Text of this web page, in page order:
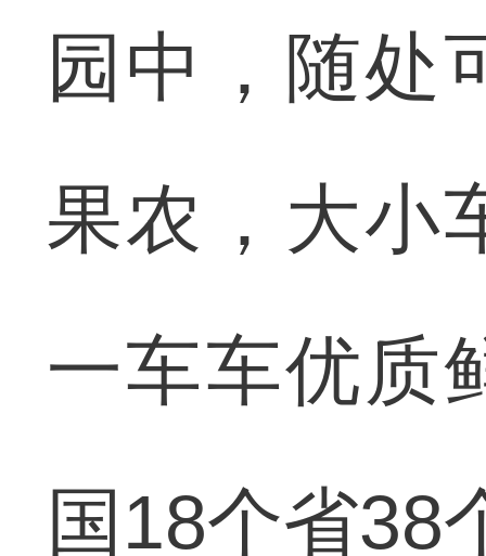
园中，随处
果农，大小
一车车优质
国18个省38